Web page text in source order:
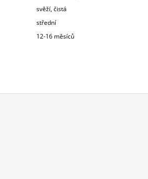
svěží, čistá
střední
12-16 měsíců